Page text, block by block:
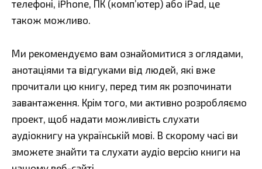
телефоні, iPhone, ПК (комп’ютер) або iPad, це
також можливо.
Ми рекомендуємо вам ознайомитися з оглядами,
анотаціями та відгуками від людей, які вже
прочитали цю книгу, перед тим як розпочинати
завантаження. Крім того, ми активно розробляємо
проект, щоб надати можливість слухати
аудіокнигу на українській мові. В скорому часі ви
зможете знайти та слухати аудіо версію книги на